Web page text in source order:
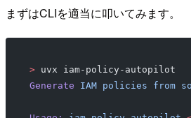
まずはCLIを適当に叩いてみます。
> uvx iam-policy-autopilot
Generate IAM policies from